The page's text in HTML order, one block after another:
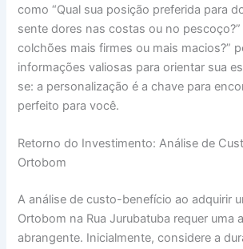
como “Qual sua posição preferida para
sente dores nas costas ou no pescoço?”
colchões mais firmes ou mais macios?”
informações valiosas para orientar sua
se: a personalização é a chave para
perfeito para você.
Retorno do Investimento: Análise de
Ortobom
A análise de custo-benefício ao adquirir
Ortobom na Rua Jurubatuba requer uma
abrangente. Inicialmente, considere a